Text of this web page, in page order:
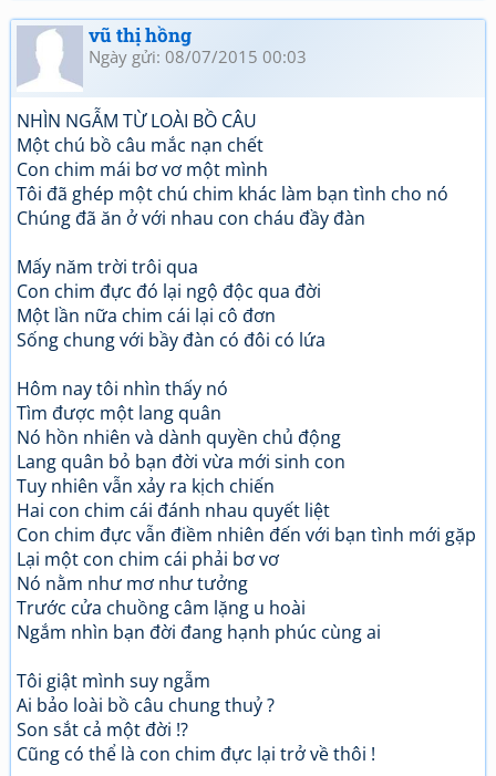
vũ thị hồng
Ngày gửi: 08/07/2015 00:03
NHÌN NGẪM TỪ LOÀI BỒ CÂU
Một chú bồ câu mắc nạn chết
Con chim mái bơ vơ một mình
Tôi đã ghép một chú chim khác làm bạn tình cho nó
Chúng đã ăn ở với nhau con cháu đầy đàn
Mấy năm trời trôi qua
Con chim đực đó lại ngộ độc qua đời
Một lần nữa chim cái lại cô đơn
Sống chung với bầy đàn có đôi có lứa
Hôm nay tôi nhìn thấy nó
Tìm được một lang quân
Nó hồn nhiên và dành quyền chủ động
Lang quân bỏ bạn đời vừa mới sinh con
Tuy nhiên vẫn xảy ra kịch chiến
Hai con chim cái đánh nhau quyết liệt
Con chim đực vẫn điềm nhiên đến với bạn tình mới gặp
Lại một con chim cái phải bơ vơ
Nó nằm như mơ như tưởng
Trước cửa chuồng câm lặng u hoài
Ngắm nhìn bạn đời đang hạnh phúc cùng ai
Tôi giật mình suy ngẫm
Ai bảo loài bồ câu chung thuỷ ?
Son sắt cả một đời !?
Cũng có thể là con chim đực lại trở về thôi !